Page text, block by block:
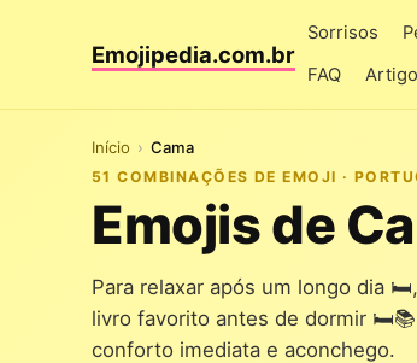
Emojipedia.com.br
Sorrisos
FAQ
Início Cama
51 COMBINAÇÕES DE EMOJI ·
Emojis de
Para relaxar após um longo dia
livro favorito antes de dormir
conforto imediata e aconchego.